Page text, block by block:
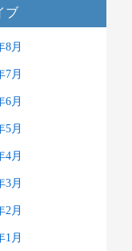
ブ
8月
7月
6月
5月
4月
3月
2月
1月